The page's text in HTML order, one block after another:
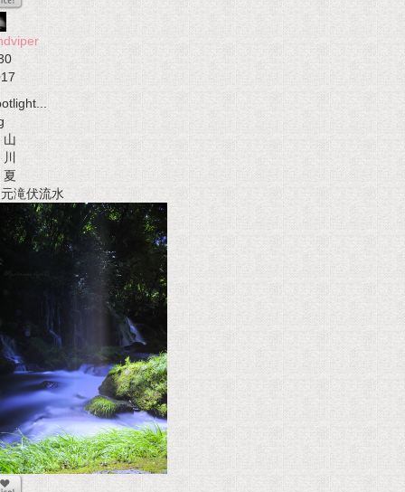
山
川
夏
滝伏流水